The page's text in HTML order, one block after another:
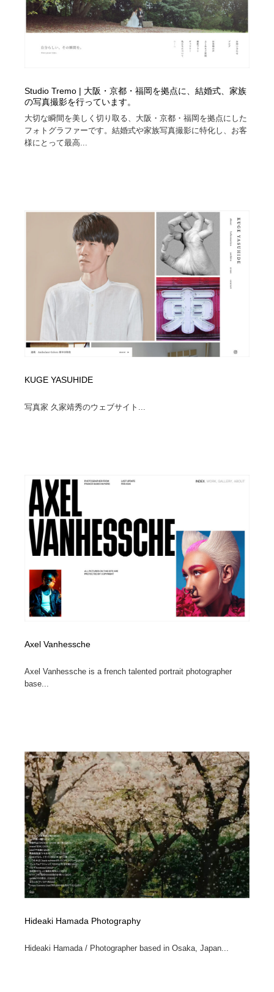
Studio Tremo | 大阪・京都・福岡を拠点に、結婚式、家族
の写真撮影を行っています。
大切な瞬間を美しく切り取る、大阪・京都・福岡を拠点にした
フォトグラファーです。結婚式や家族写真撮影に特化し、お客
様にとって最高...
KUGE YASUHIDE
写真家 久家靖秀のウェブサイト...
Axel Vanhessche
Axel Vanhessche is a french talented portrait photographer
base...
Hideaki Hamada Photography
Hideaki Hamada / Photographer based in Osaka, Japan...